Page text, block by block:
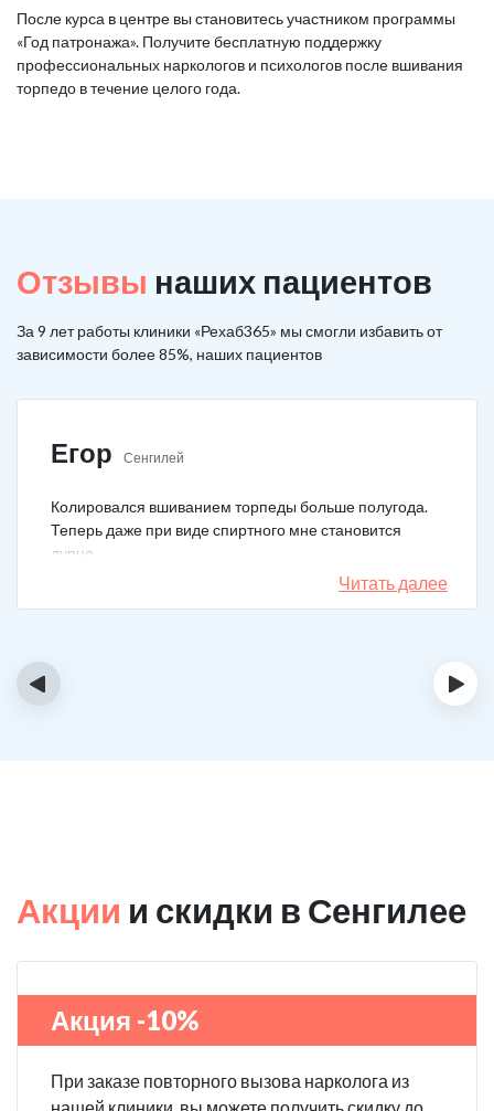
После курса в центре вы становитесь участником программы
«Год патронажа». Получите бесплатную поддержку
профессиональных наркологов и психологов после вшивания
торпедо в течение целого года.
Отзывы наших пациентов
За 9 лет работы клиники «Рехаб365» мы смогли избавить от
зависимости более 85%, наших пациентов
Егор Сенгилей
Колировался вшиванием торпеды больше полугода.
Теперь даже при виде спиртного мне становится
дурно.
Читать далее
‹ ›
Акции и скидки в Сенгилее
Акция -10%
При заказе повторного вызова нарколога из